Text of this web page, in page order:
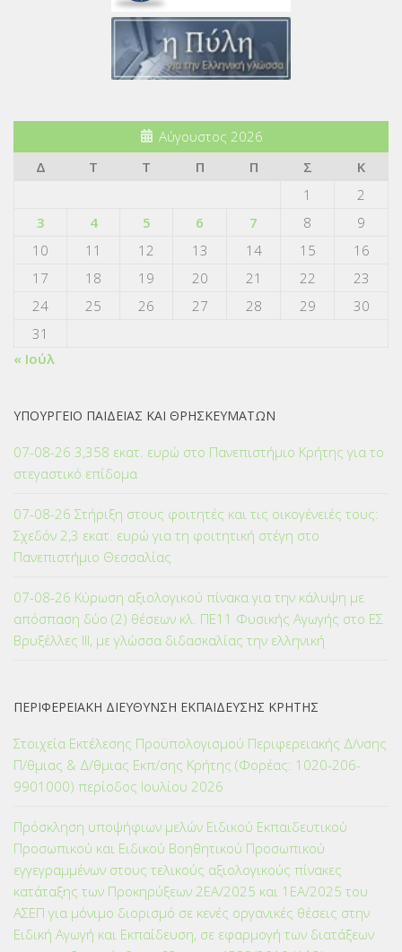
Αύγουστος 2026
Δ
Τ Τ Π Π Σ
Κ
1
2
3
4 5 6 7 8
9
10
11 12 13 14 15
16
17
18 19 20 21 22
23
24
25 26 27 28 29
30
31
« Ιούλ
ΥΠΟΥΡΓΕΙΟ ΠΑΙΔΕΙΑΣ ΚΑΙ ΘΡΗΣΚΕΥΜΑΤΩΝ
07-08-26 3,358 εκατ. ευρώ στο Πανεπιστήμιο Κρήτης για το
στεγαστικό επίδομα
07-08-26 Στήριξη στους φοιτητές και τις οικογένειές τους:
Σχεδόν 2,3 εκατ. ευρώ για τη φοιτητική στέγη στο
Πανεπιστήμιο Θεσσαλίας
07-08-26 Κύρωση αξιολογικού πίνακα για την κάλυψη με
απόσπαση δύο (2) θέσεων κλ. ΠΕ11 Φυσικής Αγωγής στο ΕΣ
Βρυξέλλες ΙΙΙ, με γλώσσα διδασκαλίας την ελληνική
ΠΕΡΙΦΕΡΕΙΑΚΗ ΔΙΕΥΘΥΝΣΗ ΕΚΠΑΙΔΕΥΣΗΣ ΚΡΗΤΗΣ
Στοιχεία Εκτέλεσης Προϋπολογισμού Περιφερειακής Δ/νσης
Π/θμιας & Δ/θμιας Εκπ/σης Κρήτης (Φορέας: 1020-206-
9901000) περίοδος Ιουλίου 2026
Πρόσκληση υποψήφιων μελών Ειδικού Εκπαιδευτικού
Προσωπικού και Ειδικού Βοηθητικού Προσωπικού
εγγεγραμμένων στους τελικούς αξιολογικούς πίνακες
κατάταξης των Προκηρύξεων 2ΕΑ/2025 και 1ΕΑ/2025 του
ΑΣΕΠ για μόνιμο διορισμό σε κενές οργανικές θέσεις στην
Ειδική Αγωγή και Εκπαίδευση, σε εφαρμογή των διατάξεων